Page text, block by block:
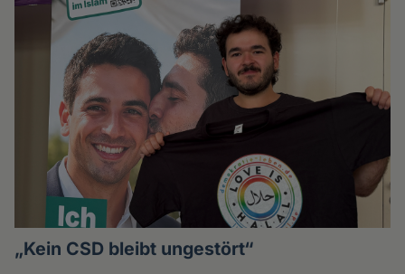
„Kein CSD bleibt ungestört“